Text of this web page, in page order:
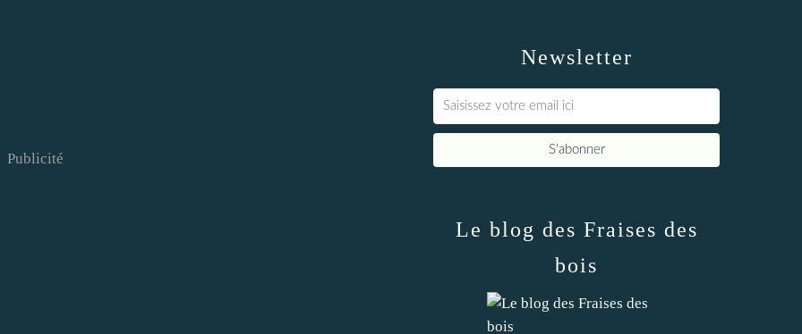
Publicité
Newsletter
Le blog des Fraises des
bois